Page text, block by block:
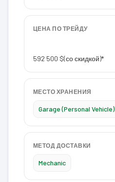
ЦЕНА ПО ТРЕЙДУ
592 500 $(со скидкой)*
МЕСТО ХРАНЕНИЯ
Garage (Personal Vehicle)
МЕТОД ДОСТАВКИ
Mechanic